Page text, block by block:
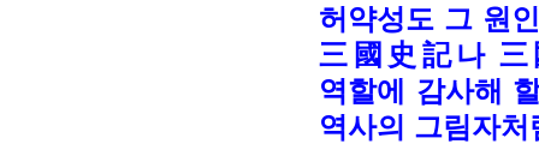
허약성도 그 원
三國史記나 三
역할에 감사해
역사의 그림자